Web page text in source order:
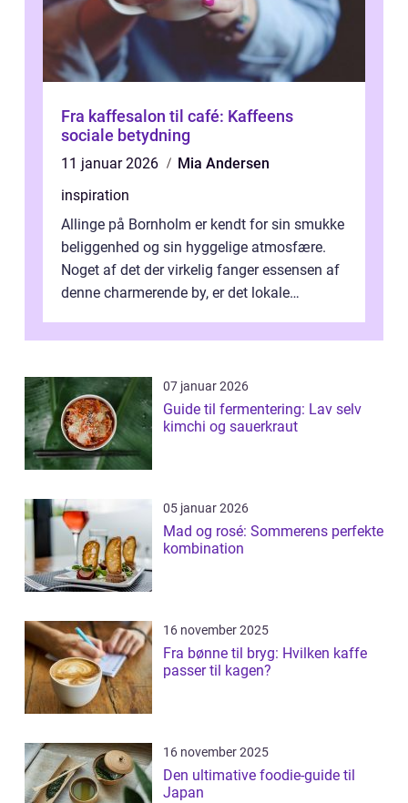
Fra kaffesalon til café: Kaffeens
sociale betydning
11 januar 2026
Mia Andersen
inspiration
Allinge på Bornholm er kendt for sin smukke
beliggenhed og sin hyggelige atmosfære.
Noget af det der virkelig fanger essensen af
denne charmerende by, er det lokale
07 januar 2026
Guide til fermentering: Lav selv
kimchi og sauerkraut
05 januar 2026
Mad og rosé: Sommerens perfekte
kombination
16 november 2025
Fra bønne til bryg: Hvilken kaffe
passer til kagen?
16 november 2025
Den ultimative foodie-guide til
Japan